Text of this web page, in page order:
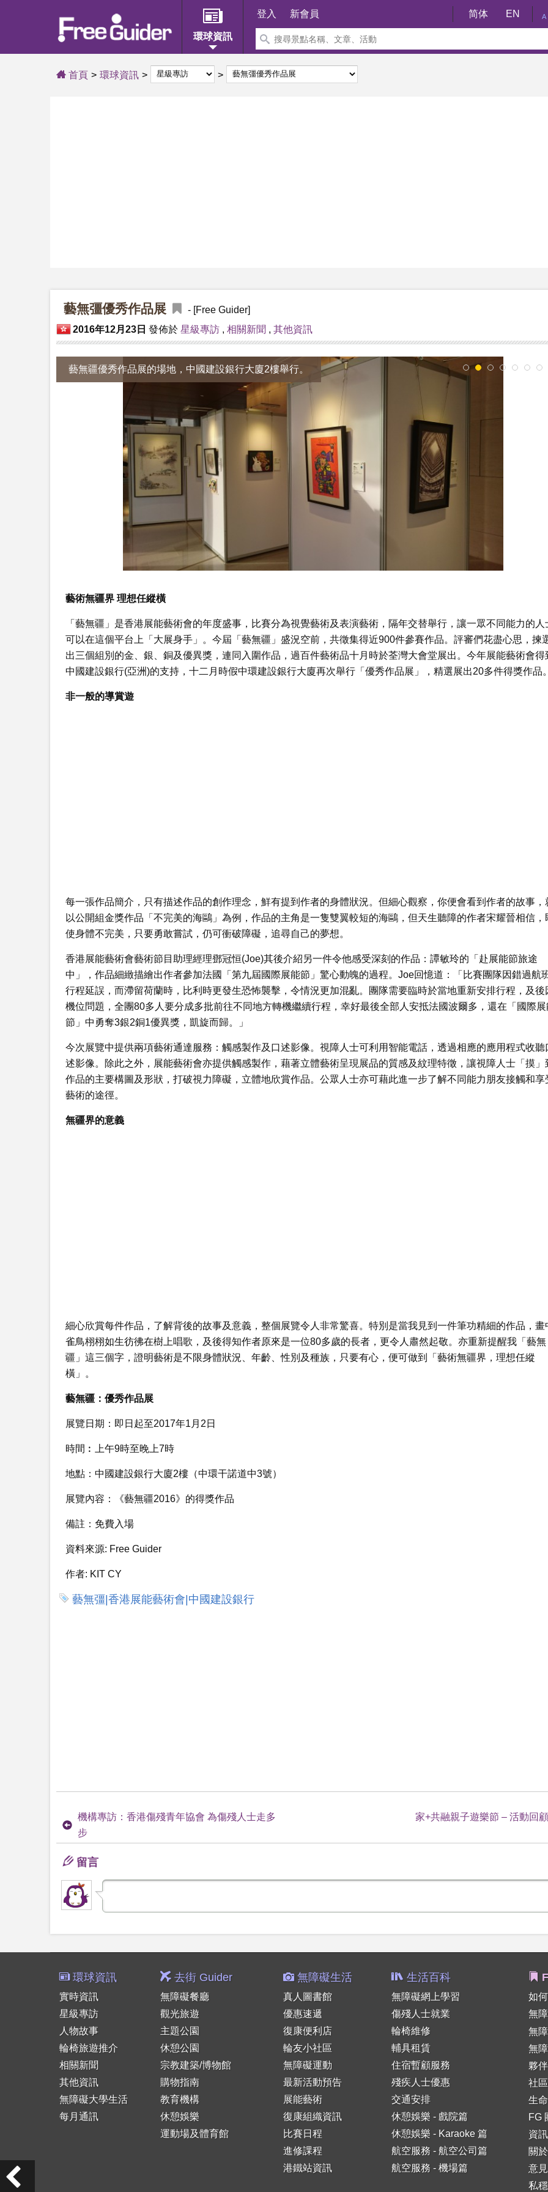
環球資訊
登入 新會員 简体 EN A
首頁 環球資訊
藝無彊優秀作品展
- [Free Guider]
2016年12月23日 發佈於 星級專訪 , 相關新聞 , 其他資訊
藝無疆優秀作品展的場地，中國建設銀行大廈2樓舉行。 1 2 3 4 5 6 7
藝術無疆界 理想任縱橫
「藝無疆」是香港展能藝術會的年度盛事，比賽分為視覺藝術及表演藝術，隔年交替舉行，讓一眾不同能力的人
可以在這個平台上「大展身手」。今屆「藝無疆」盛況空前，共徵集得近900件參賽作品。評審們花盡心思，揀
出三個組別的金、銀、銅及優異獎，連同入圍作品，過百件藝術品十月時於荃灣大會堂展出。今年展能藝術會得
中國建設銀行(亞洲)的支持，十二月時假中環建設銀行大廈再次舉行「優秀作品展」，精選展出20多件得獎作品
非一般的導賞遊
每一張作品簡介，只有描述作品的創作理念，鮮有提到作者的身體狀況。但細心觀察，你便會看到作者的故事，
以公開組金獎作品「不完美的海鷗」為例，作品的主角是一隻雙翼較短的海鷗，但天生聽障的作者宋耀晉相信，
使身體不完美，只要勇敢嘗試，仍可衝破障礙，追尋自己的夢想。
香港展能藝術會藝術節目助理經理鄧冠恒(Joe)其後介紹另一件令他感受深刻的作品：譚敏玲的「赴展能節旅途
中」，作品細緻描繪出作者參加法國「第九屆國際展能節」驚心動魄的過程。Joe回憶道：「比賽團隊因錯過航
行程延誤，而滯留荷蘭時，比利時更發生恐怖襲擊，令情況更加混亂。團隊需要臨時於當地重新安排行程，及後
機位問題，全團80多人要分成多批前往不同地方轉機繼續行程，幸好最後全部人安抵法國波爾多，還在「國際展
節」中勇奪3銀2銅1優異獎，凱旋而歸。」
今次展覽中提供兩項藝術通達服務：觸感製作及口述影像。視障人士可利用智能電話，透過相應的應用程式收聽
述影像。除此之外，展能藝術會亦提供觸感製作，藉著立體藝術呈現展品的質感及紋理特徵，讓視障人士「摸」
作品的主要構圖及形狀，打破視力障礙，立體地欣賞作品。公眾人士亦可藉此進一步了解不同能力朋友接觸和享
藝術的途徑。
無疆界的意義
細心欣賞每件作品，了解背後的故事及意義，整個展覽令人非常驚喜。特別是當我見到一件筆功精細的作品，畫
雀鳥栩栩如生彷彿在樹上唱歌，及後得知作者原來是一位80多歲的長者，更令人肅然起敬。亦重新提醒我「藝無
疆」這三個字，證明藝術是不限身體狀況、年齡、性別及種族，只要有心，便可做到「藝術無疆界，理想任縱
橫」。
藝無疆：優秀作品展
展覽日期：即日起至2017年1月2日
時間︰上午9時至晚上7時
地點：中國建設銀行大廈2樓（中環干諾道中3號）
展覽內容：《藝無疆2016》的得獎作品
備註：免費入場
資料來源: Free Guider
作者: KIT CY
藝無彊|香港展能藝術會|中國建設銀行
機構專訪：香港傷殘青年協會 為傷殘人士走多
步
家+共融親子遊樂節 – 活動回顧
留言
環球資訊
實時資訊
星級專訪
人物故事
輪椅旅遊推介
相關新聞
其他資訊
無障礙大學生活
每月通訊
去街 Guider
無障礙餐廳
觀光旅遊
主題公園
休憩公園
宗教建築/博物館
購物指南
教育機構
休憩娛樂
運動場及體育館
無障礙生活
真人圖書館
優惠速遞
復康便利店
輪友小社區
無障礙運動
最新活動預告
展能藝術
復康組織資訊
比賽日程
進修課程
港鐵站資訊
生活百科
無障礙網上學習
傷殘人士就業
輪椅維修
輔具租賃
住宿暫顧服務
殘疾人士優惠
交通安排
休憩娛樂 - 戲院篇
休憩娛樂 - Karaoke 篇
航空服務 - 航空公司篇
航空服務 - 機場篇
如
無
無
無
夥
社
生
FG
資
關
意
私